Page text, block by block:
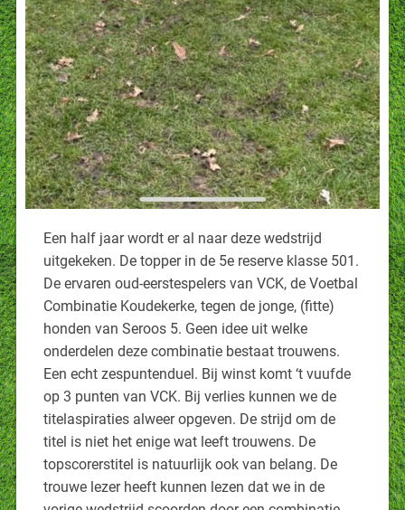
Een half jaar wordt er al naar deze wedstrijd
uitgekeken. De topper in de 5e reserve klasse 501.
De ervaren oud-eerstespelers van VCK, de Voetbal
Combinatie Koudekerke, tegen de jonge, (fitte)
honden van Seroos 5. Geen idee uit welke
onderdelen deze combinatie bestaat trouwens.
Een echt zespuntenduel. Bij winst komt ‘t vuufde
op 3 punten van VCK. Bij verlies kunnen we de
titelaspiraties alweer opgeven. De strijd om de
titel is niet het enige wat leeft trouwens. De
topscorerstitel is natuurlijk ook van belang. De
trouwe lezer heeft kunnen lezen dat we in de